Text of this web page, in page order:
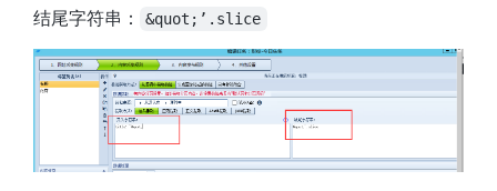
结尾字符串： &quot;’.slice